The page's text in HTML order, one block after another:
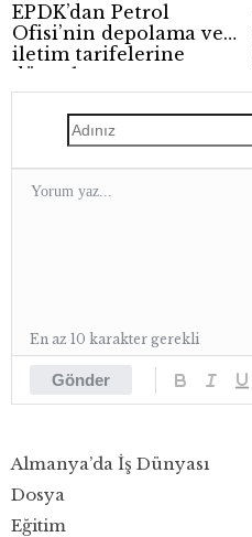
EPDK’dan Petrol
Ofisi’nin depolama ve
iletim tarifelerine
düzenleme
Gönder
En az 10 karakter gerekli
Almanya’da İş Dünyası
Dosya
Eğitim